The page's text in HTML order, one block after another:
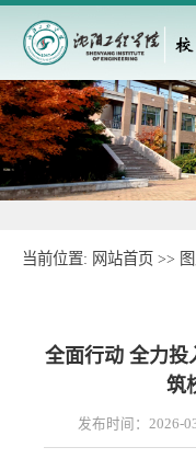
当前位置: 网站首页 >>
全面行动 全力投
筑
发布时间：2026-